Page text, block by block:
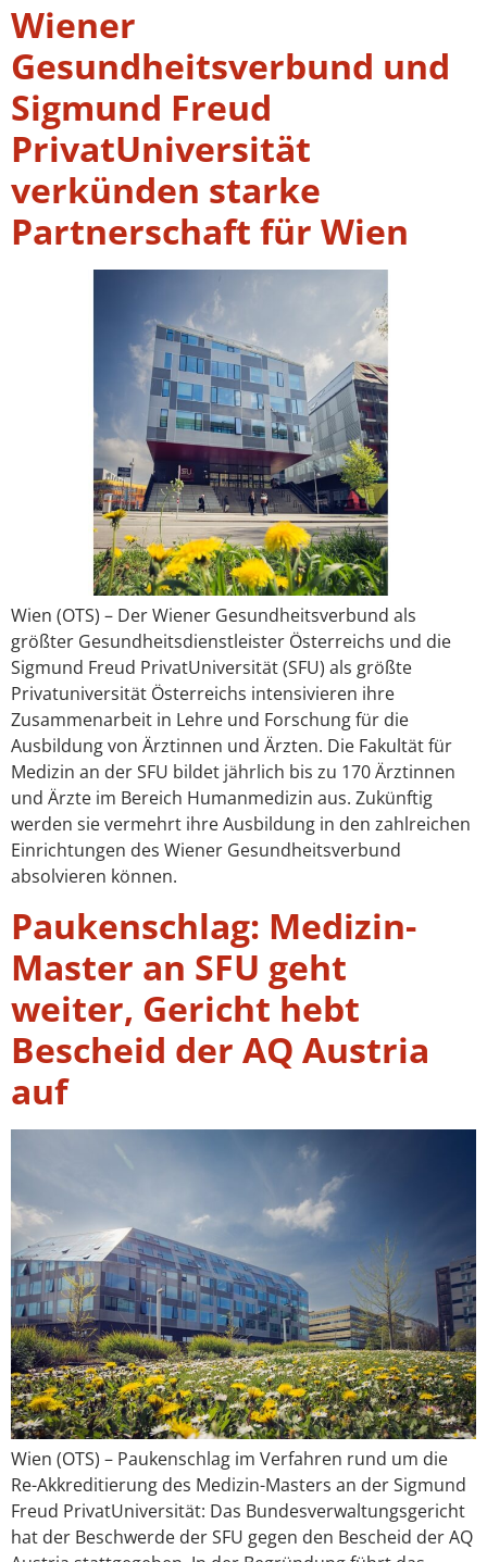
Wiener
Gesundheitsverbund und
Sigmund Freud
PrivatUniversität
verkünden starke
Partnerschaft für Wien
Wien (OTS) – Der Wiener Gesundheitsverbund als
größter Gesundheitsdienstleister Österreichs und die
Sigmund Freud PrivatUniversität (SFU) als größte
Privatuniversität Österreichs intensivieren ihre
Zusammenarbeit in Lehre und Forschung für die
Ausbildung von Ärztinnen und Ärzten. Die Fakultät für
Medizin an der SFU bildet jährlich bis zu 170 Ärztinnen
und Ärzte im Bereich Humanmedizin aus. Zukünftig
werden sie vermehrt ihre Ausbildung in den zahlreichen
Einrichtungen des Wiener Gesundheitsverbund
absolvieren können.
Paukenschlag: Medizin-
Master an SFU geht
weiter, Gericht hebt
Bescheid der AQ Austria
auf
Wien (OTS) – Paukenschlag im Verfahren rund um die
Re-Akkreditierung des Medizin-Masters an der Sigmund
Freud PrivatUniversität: Das Bundesverwaltungsgericht
hat der Beschwerde der SFU gegen den Bescheid der AQ